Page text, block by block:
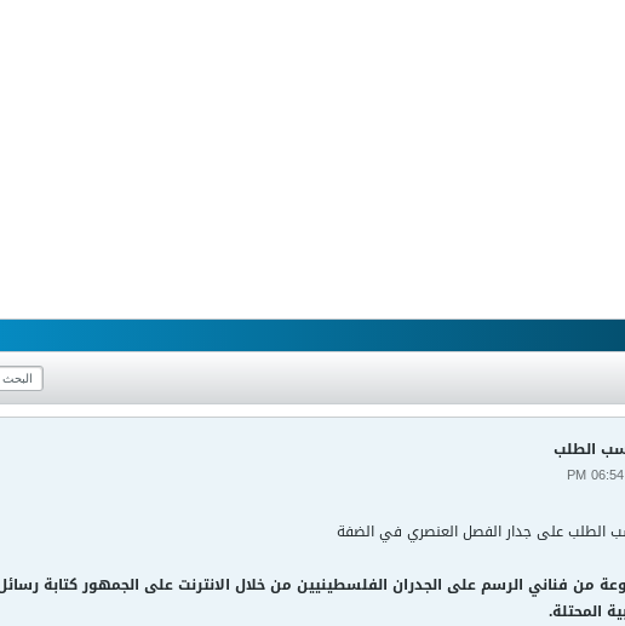
الطلب
الطلب على جدار الفصل العنصري في الضفة
من فناني الرسم على الجدران الفلسطينيين من خلال الانترنت على الجمهور كتابة
المحتلة.